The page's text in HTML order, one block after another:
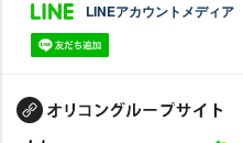
LINEアカウントメディア